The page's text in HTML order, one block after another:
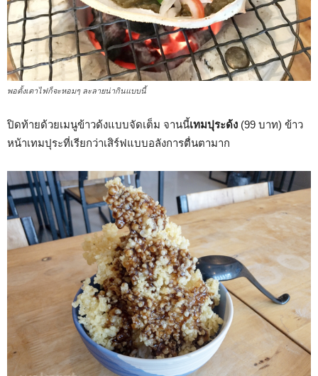
พอตั้งเตาไฟก็จะหอมๆ ละลายน่ากินแบบนี้
ปิดท้ายด้วยเมนูข้าวด้งแบบจัดเต็ม จานนี้เทมปุระด้ง (99 บาท) ข้าว
หน้าเทมปุระที่เรียกว่าเสิร์ฟแบบอลังการตื่นตามาก